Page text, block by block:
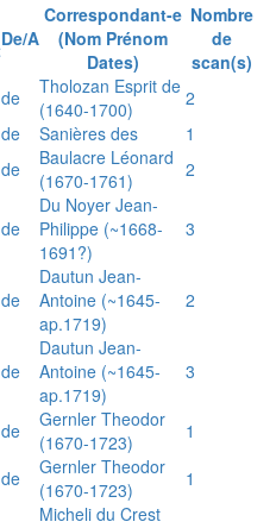
De/A
Correspondant-e
(Nom Prénom
Dates)
Nombre
de
scan(s)
de
Tholozan Esprit de
(1640-1700)
2
de Sanières des
1
de
Baulacre Léonard
(1670-1761)
2
de
Du Noyer Jean-
Philippe (~1668-
1691?)
3
de
Dautun Jean-
Antoine (~1645-
ap.1719)
2
de
Dautun Jean-
Antoine (~1645-
ap.1719)
3
de
Gernler Theodor
(1670-1723)
1
de
Gernler Theodor
(1670-1723)
1
Micheli du Crest